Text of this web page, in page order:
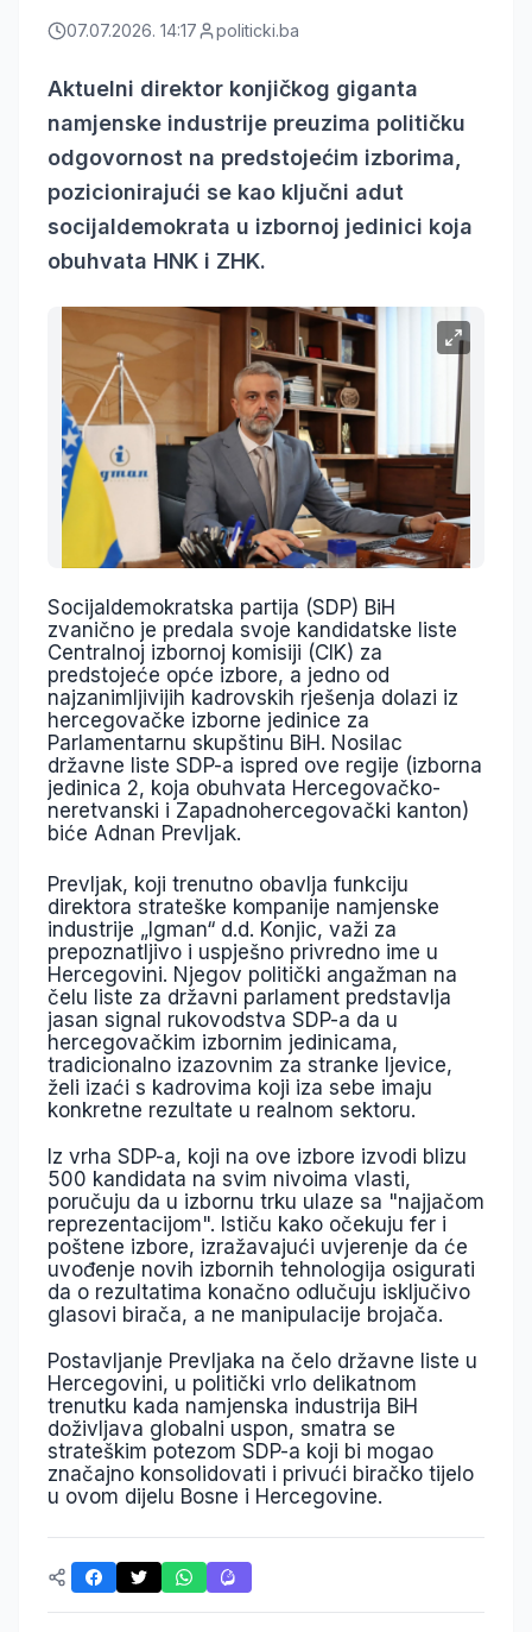
07.07.2026. 14:17 politicki.ba
Aktuelni direktor konjičkog giganta
namjenske industrije preuzima političku
odgovornost na predstojećim izborima,
pozicionirajući se kao ključni adut
socijaldemokrata u izbornoj jedinici koja
obuhvata HNK i ZHK.
Socijaldemokratska partija (SDP) BiH
zvanično je predala svoje kandidatske liste
Centralnoj izbornoj komisiji (CIK) za
predstojeće opće izbore, a jedno od
najzanimljivijih kadrovskih rješenja dolazi iz
hercegovačke izborne jedinice za
Parlamentarnu skupštinu BiH. Nosilac
državne liste SDP-a ispred ove regije (izborna
jedinica 2, koja obuhvata Hercegovačko-
neretvanski i Zapadnohercegovački kanton)
biće Adnan Prevljak.
Prevljak, koji trenutno obavlja funkciju
direktora strateške kompanije namjenske
industrije „Igman“ d.d. Konjic, važi za
prepoznatljivo i uspješno privredno ime u
Hercegovini. Njegov politički angažman na
čelu liste za državni parlament predstavlja
jasan signal rukovodstva SDP-a da u
hercegovačkim izbornim jedinicama,
tradicionalno izazovnim za stranke ljevice,
želi izaći s kadrovima koji iza sebe imaju
konkretne rezultate u realnom sektoru.
Iz vrha SDP-a, koji na ove izbore izvodi blizu
500 kandidata na svim nivoima vlasti,
poručuju da u izbornu trku ulaze sa "najjačom
reprezentacijom". Ističu kako očekuju fer i
poštene izbore, izražavajući uvjerenje da će
uvođenje novih izbornih tehnologija osigurati
da o rezultatima konačno odlučuju isključivo
glasovi birača, a ne manipulacije brojača.
Postavljanje Prevljaka na čelo državne liste u
Hercegovini, u politički vrlo delikatnom
trenutku kada namjenska industrija BiH
doživljava globalni uspon, smatra se
strateškim potezom SDP-a koji bi mogao
značajno konsolidovati i privući biračko tijelo
u ovom dijelu Bosne i Hercegovine.